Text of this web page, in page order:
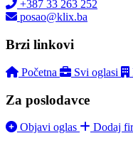
+387 33 263 252
posao@klix.ba
Brzi linkovi
Početna Svi oglasi
Za poslodavce
Objavi oglas Dodaj